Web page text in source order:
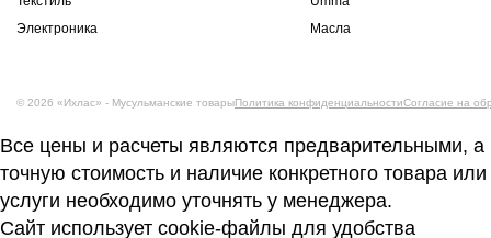
Электроника
Масла
© 2026 «Ихлас» - Мусульманские товарыПолитика конфиденциальностиСогласие на
Все цены и расчеты являются предварительными, а
точную стоимость и наличие конкретного товара или
услуги необходимо уточнять у менеджера.
Сайт использует cookie-файлы для удобства